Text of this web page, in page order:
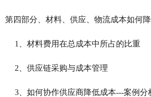
第四部分、材料、供应、物流成本如何
1、材料费用在总成本中所占的比重
2、供应链采购与成本管理
3、如何协作供应商降低成本---案例分